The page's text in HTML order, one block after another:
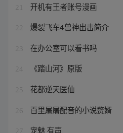
21 开机有王者账号漫画
22 爆裂飞车4兽神出击简介
23 在办公室可以看书吗
24 《踏山河》原版
25 花都逆天医仙
26 百里屠屠配音的小说赘婿
27 宠魅 有声